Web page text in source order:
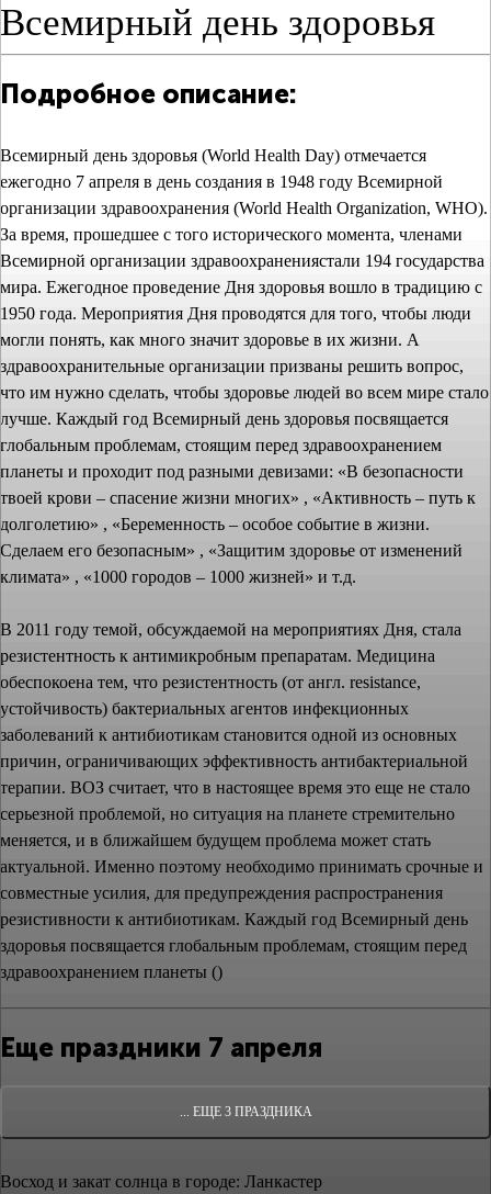
Всемирный день здоровья
Подробное описание:
Всемирный день здоровья (World Health Day) отмечается
ежегодно 7 апреля в день создания в 1948 году Всемирной
организации здравоохранения (World Health Organization, WHO).
За время, прошедшее с того исторического момента, членами
Всемирной организации здравоохранениястали 194 государства
мира. Ежегодное проведение Дня здоровья вошло в традицию с
1950 года. Мероприятия Дня проводятся для того, чтобы люди
могли понять, как много значит здоровье в их жизни. А
здравоохранительные организации призваны решить вопрос,
что им нужно сделать, чтобы здоровье людей во всем мире стало
лучше. Каждый год Всемирный день здоровья посвящается
глобальным проблемам, стоящим перед здравоохранением
планеты и проходит под разными девизами: «В безопасности
твоей крови – спасение жизни многих» , «Активность – путь к
долголетию» , «Беременность – особое событие в жизни.
Сделаем его безопасным» , «Защитим здоровье от изменений
климата» , «1000 городов – 1000 жизней» и т.д.
В 2011 году темой, обсуждаемой на мероприятиях Дня, стала
резистентность к антимикробным препаратам. Медицина
обеспокоена тем, что резистентность (от англ. resistance,
устойчивость) бактериальных агентов инфекционных
заболеваний к антибиотикам становится одной из основных
причин, ограничивающих эффективность антибактериальной
терапии. ВОЗ считает, что в настоящее время это еще не стало
серьезной проблемой, но ситуация на планете стремительно
меняется, и в ближайшем будущем проблема может стать
актуальной. Именно поэтому необходимо принимать срочные и
совместные усилия, для предупреждения распространения
резистивности к антибиотикам. Каждый год Всемирный день
здоровья посвящается глобальным проблемам, стоящим перед
здравоохранением планеты ()
Еще праздники 7 апреля
... ЕЩЕ 3 ПРАЗДНИКА
Восход и закат солнца в городе: Ланкастер